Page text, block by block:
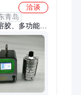
洽谈
青岛
胶、多功能声